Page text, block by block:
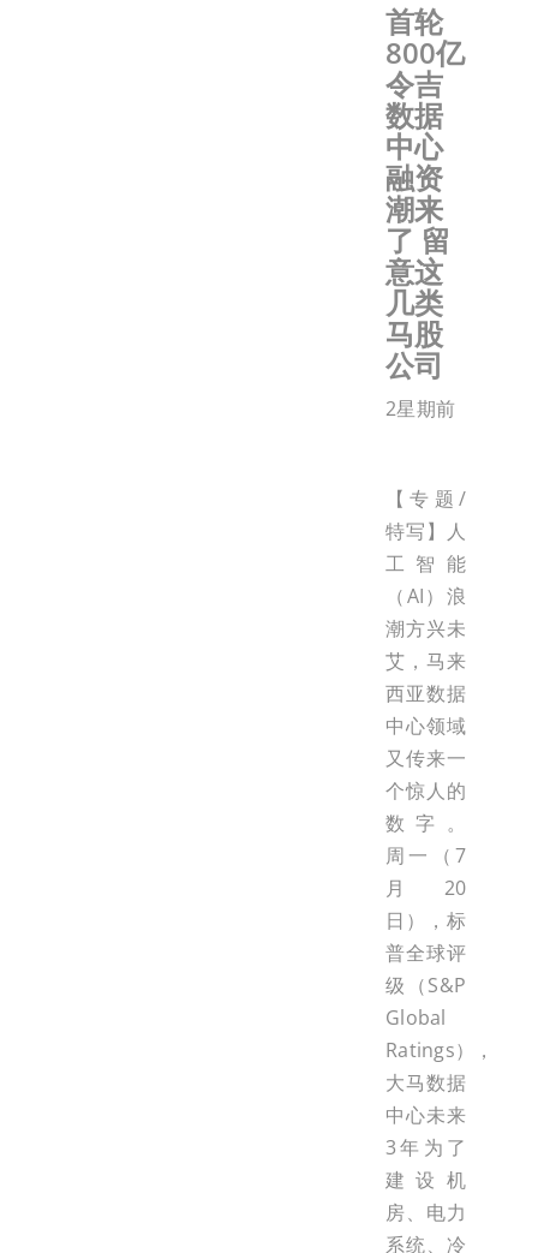
首轮
800亿
令吉
数据
中心
融资
潮来
了 留
意这
几类
马股
公司
2星期前
【专题/
特写】人
工智能
（AI）浪
潮方兴未
艾，马来
西亚数据
中心领域
又传来一
个惊人的
数字。
周一（7
月20
日），标
普全球评
级（S&P
Global
Ratings），
大马数据
中心未来
3年为了
建设机
房、电力
系统、冷